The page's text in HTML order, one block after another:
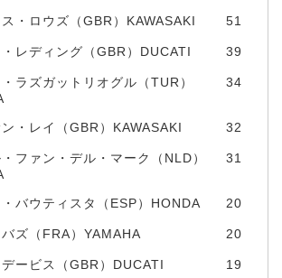
・ロウズ（GBR）KAWASAKI 51
レディング（GBR）DUCATI 39
・ラズガットリオグル（TUR）
34
・レイ（GBR）KAWASAKI 32
ファン・デル・マーク（NLD）
31
バウティスタ（ESP）HONDA 20
ズ（FRA）YAMAHA 20
ービス（GBR）DUCATI 19